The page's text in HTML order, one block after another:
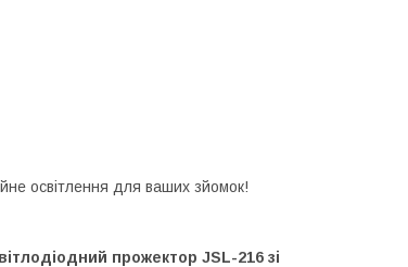
освітлення для ваших зйомок!
прожектор JSL-216 зі